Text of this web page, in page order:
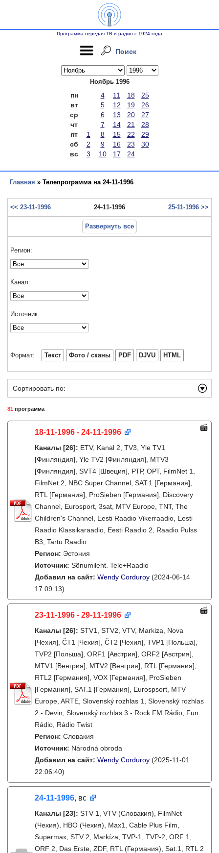
Программа передач ТВ и радио с 1924 года
Поиск
Ноябрь 1996
пн 4 11 18
25
вт
5 12 19
26
ср
6 13 20
27
чт
7 14 21
28
пт
1 8 15 22
29
сб
2 9 16 23
30
вс
3 10 17 24
Главная » Телепрограмма на 24-11-1996
<< 23-11-1996 24-11-1996 25-11-1996 >>
Развернуть все
Регион:
Канал:
Источник:
Формат: Текст Фото / сканы PDF DJVU HTML
Сортировать по:
81 программа
18-11-1996 - 24-11-1996
Каналы [26]: ETV, Kanal 2, TV3, Yle TV1
[Финляндия], Yle TV2 [Финляндия], MTV3
[Финляндия], SVT4 [Швеция], РТР, ОРТ, FilmNet 1,
FilmNet 2, NBC Super Channel, SAT.1 [Германия],
RTL [Германия], ProSieben [Германия], Discovery
Channel, Eurosport, 3sat, MTV Europe, TNT, The
Children's Channel, Eesti Raadio Vikerraadio, Eesti
Raadio Klassikaraadio, Eesti Raadio 2, Raadio Pulss
B3, Tartu Raadio
Регион: Эстония
Источник: Sõnumileht. Tele+Raadio
Добавил на сайт: Wendy Corduroy (2024-06-14
17:09:13)
23-11-1996 - 29-11-1996
Каналы [26]: STV1, STV2, VTV, Markiza, Nova
[Чехия], ČT1 [Чехия], ČT2 [Чехия], TVP1 [Польша],
TVP2 [Польша], ORF1 [Австрия], ORF2 [Австрия],
MTV1 [Венгрия], MTV2 [Венгрия], RTL [Германия],
RTL2 [Германия], VOX [Германия], ProSieben
[Германия], SAT.1 [Германия], Eurospsort, MTV
Europe, ARTE, Slovenský rozhlas 1, Slovenský rozhlas
2 - Devin, Slovenský rozhlas 3 - Rock FM Rádio, Fun
Rádio, Rádio Twist
Регион: Словакия
Источник: Národná obroda
Добавил на сайт: Wendy Corduroy (2025-11-01
22:06:40)
24-11-1996, вс
Каналы [23]: STV 1, VTV (Словакия), FilmNet
(Чехия), HBO (Чехия), Max1, Cable Plus Film,
Supermax, STV 2, Markíza, TVP-1, TVP-2, ORF 1,
ORF 2, Das Erste, ZDF, RTL (Германия), Sat.1, RTL 2